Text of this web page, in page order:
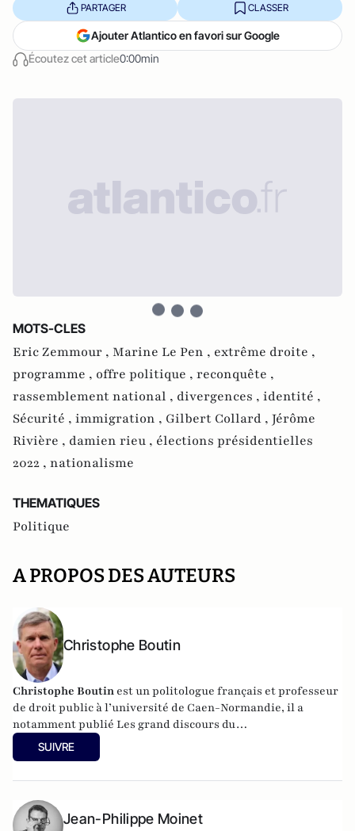
Écoutez cet article0:00min
PARTAGER CLASSER
Ajouter Atlantico en favori sur Google
MOTS-CLES
Eric Zemmour , Marine Le Pen , extrême droite ,
programme , offre politique , reconquête ,
rassemblement national , divergences , identité ,
Sécurité , immigration , Gilbert Collard , Jérôme
Rivière , damien rieu , élections présidentielles
2022 , nationalisme
THEMATIQUES
Politique
A PROPOS DES AUTEURS
Christophe Boutin
Christophe Boutin est un politologue français et professeur
de droit public à l’université de Caen-Normandie, il a
notamment publié Les grand discours du
XXe siècle(Flammarion 2009) et co-dirigé
du conservatisme
du Pont-Neuf.
SUIVRE
Jean-Philippe Moinet